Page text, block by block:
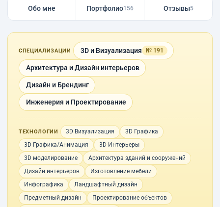
Обо мне Портфолио156 Отзывы5
СПЕЦИАЛИЗАЦИИ 3D и Визуализация № 191
Архитектура и Дизайн интерьеров
Дизайн и Брендинг
Инженерия и Проектирование
ТЕХНОЛОГИИ 3D Визуализация
3D Графика
3D Графика/Анимация
3D Интерьеры
3D моделирование
Архитектура зданий и сооружений
Дизайн интерьеров
Изготовление мебели
Инфографика
Ландшафтный дизайн
Предметный дизайн
Проектирование объектов